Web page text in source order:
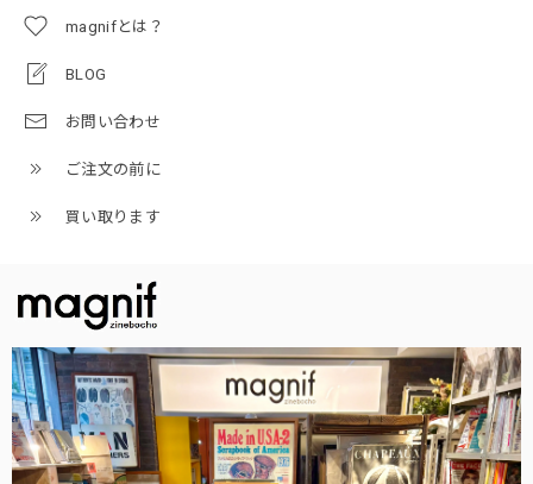
magnifとは？
BLOG
お問い合わせ
ご注文の前に
買い取ります